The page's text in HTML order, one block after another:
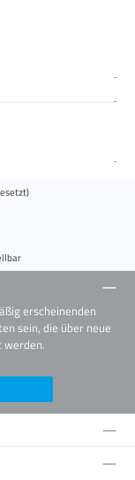
erscheinenden
sein, die über neue
werden.